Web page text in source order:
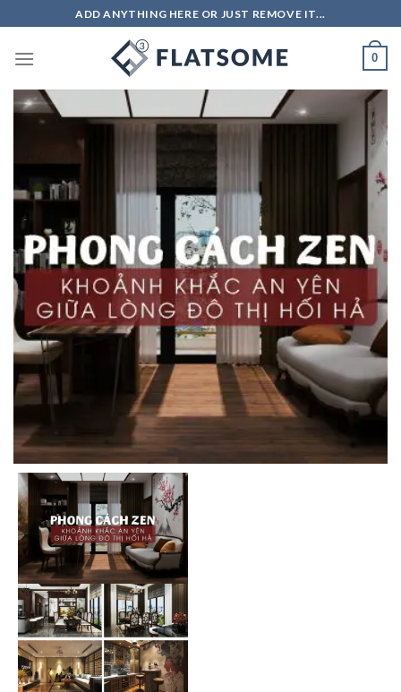
to
content
ADD ANYTHING HERE OR JUST REMOVE IT...
0